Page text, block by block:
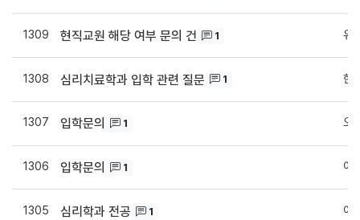
1309 현직교원 해당 여부 문의 건 1 유
1308 심리치료학과 입학 관련 질문 1 한
1307 입학문의 1 오
1306 입학문의 1 이
1305 심리학과 전공 1 이